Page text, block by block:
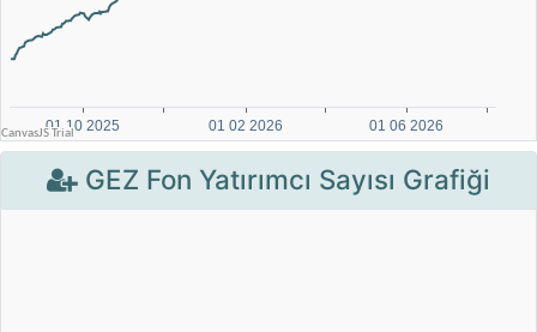
GEZ Fon Yatırımcı Sayısı Grafiği